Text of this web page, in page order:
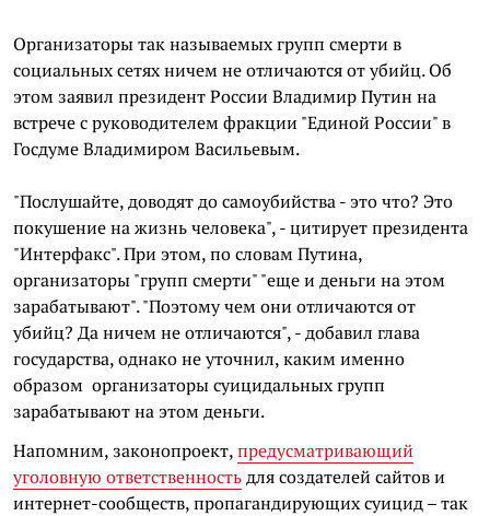
Организаторы так называемых групп смерти в
социальных сетях ничем не отличаются от убийц. Об
этом заявил президент России Владимир Путин на
встрече с руководителем фракции "Единой России" в
Госдуме Владимиром Васильевым.
"Послушайте, доводят до самоубийства - это что? Это
покушение на жизнь человека", - цитирует президента
"Интерфакс". При этом, по словам Путина,
организаторы "групп смерти" "еще и деньги на этом
зарабатывают". "Поэтому чем они отличаются от
убийц? Да ничем не отличаются", - добавил глава
государства, однако не уточнил, каким именно
образом организаторы суицидальных групп
зарабатывают на этом деньги.
Напомним, законопроект,предусматривающий
уголовную ответственностьдля создателей сайтов и
интернет-сообществ, пропагандирующих суицид – так